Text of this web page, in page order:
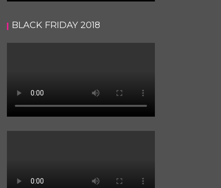
BLACK FRIDAY 2018